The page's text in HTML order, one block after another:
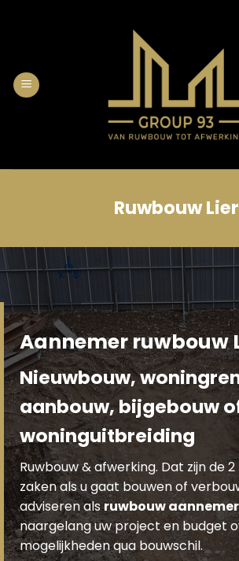
Ruwbouw Lier
Aannemer ruwbouw
Nieuwbouw,
aanbouw, bijgebouw
woninguitbreiding
Ruwbouw & afwerking. Dat zijn de
zaken als u gaat bouwen of
adviseren alsruwbouw aannemer
naargelang uw project en budget
mogelijkheden qua bouwschil.